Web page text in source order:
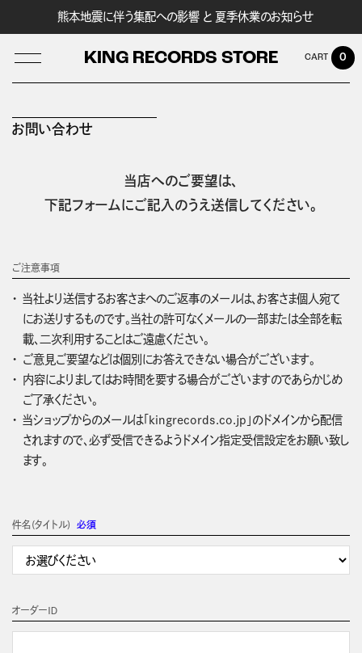
熊本地震に伴う集配への影響 と 夏季休業のお知らせ
KING RECORDS STORE 0
お問い合わせ
当店へのご要望は、
下記フォームにご記入のうえ送信してください。
ご注意事項
当社より送信するお客さまへのご返事のメールは、お客さま個人宛て
にお送りするものです。当社の許可なくメールの一部または全部を転
載、二次利用することはご遠慮ください。
ご意見ご要望などは個別にお答えできない場合がございます。
内容によりましてはお時間を要する場合がございますのであらかじめ
ご了承ください。
当ショップからのメールは「kingrecords.co.jp」のドメインから配信
されますので、必ず受信できるようドメイン指定受信設定をお願い致し
ます。
件名(タイトル) 必須
オーダーＩＤ